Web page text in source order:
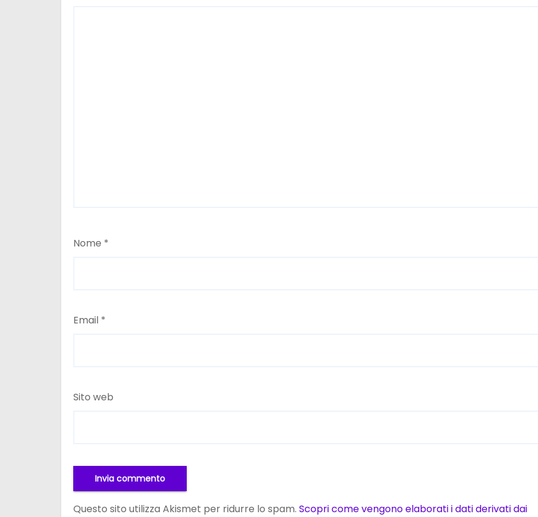
Nome *
Email *
Sito web
Questo sito utilizza Akismet per ridurre lo spam. Scopri come vengono elaborati i dati derivati dai